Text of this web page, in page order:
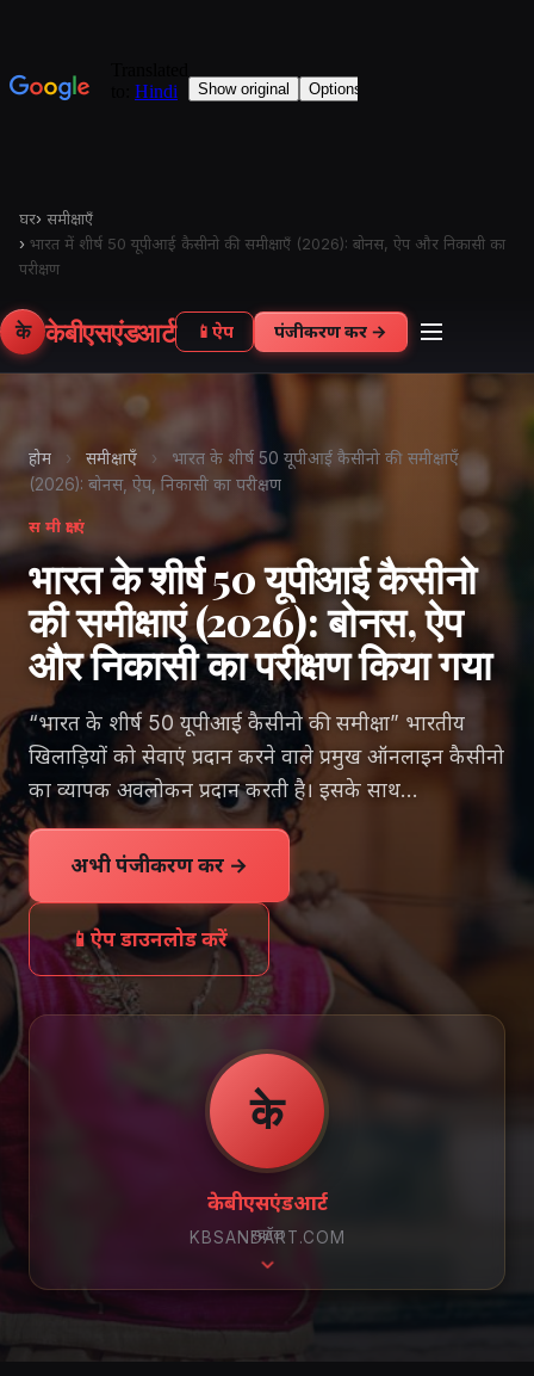
घर› समीक्षाएँ
› भारत में शीर्ष 50 यूपीआई कैसीनो की समीक्षाएँ (2026): बोनस, ऐप और निकासी का
परीक्षण
के केबीएसएंडआर्ट 📱 ऐप पंजीकरण करें →
होम › समीक्षाएँ ›
भारत के शीर्ष 50 यूपीआई कैसीनो की समीक्षाएँ
(2026): बोनस, ऐप, निकासी का परीक्षण
समीक्षाएं
भारत के शीर्ष 50 यूपीआई कैसीनो
की समीक्षाएं (2026): बोनस, ऐप
और निकासी का परीक्षण किया गया
“भारत के शीर्ष 50 यूपीआई कैसीनो की समीक्षा” भारतीय
खिलाड़ियों को सेवाएं प्रदान करने वाले प्रमुख ऑनलाइन कैसीनो
का व्यापक अवलोकन प्रदान करती है। इसके साथ…
अभी पंजीकरण करें →
📱ऐप डाउनलोड करें
के
केबीएसएंडआर्ट
KBSANDART.COM
स्क्रॉल